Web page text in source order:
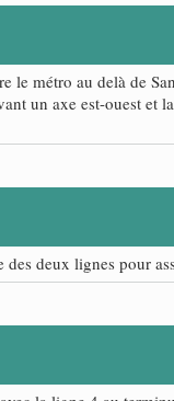
le métro au delà de
un axe est-ouest et
deux lignes pour